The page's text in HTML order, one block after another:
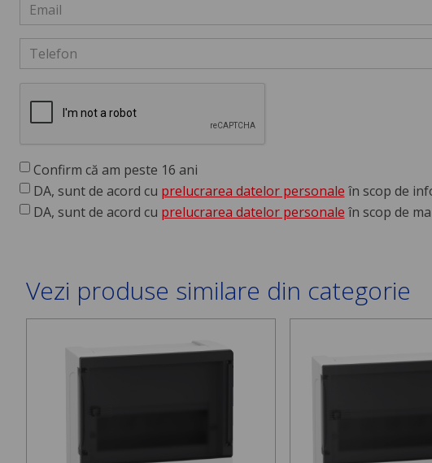
Confirm că am peste 16 ani
DA, sunt de acord cu prelucrarea datelor personale în scop de
DA, sunt de acord cu prelucrarea datelor personale în scop de
Vezi produse similare din categorie